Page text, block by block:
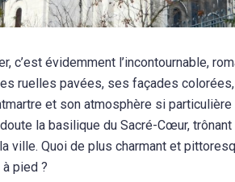
c’est évidemment l’incontournable,
ruelles pavées, ses façades
et son atmosphère si particulière
la basilique du Sacré-Cœur,
ville. Quoi de plus charmant et
pied ?